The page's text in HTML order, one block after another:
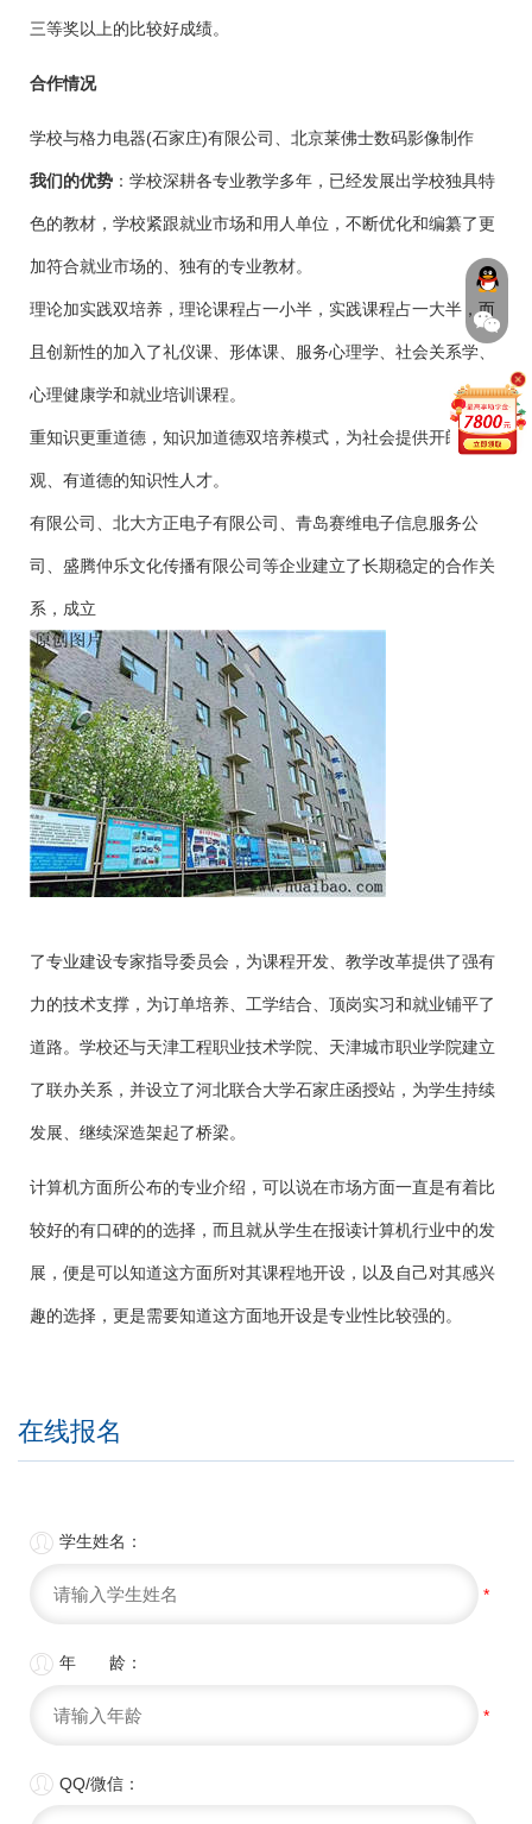
三等奖以上的比较好成绩。
合作情况
学校与格力电器(石家庄)有限公司、北京莱佛士数码影像制作
我们的优势 ：学校深耕各专业教学多年，已经发展出学校独具特
色的教材，学校紧跟就业市场和用人单位，不断优化和编纂了更
加符合就业市场的、独有的专业教材。
理论加实践双培养，理论课程占一小半，实践课程占一大半，而
且创新性的加入了礼仪课、形体课、服务心理学、社会关系学、
心理健康学和就业培训课程。
重知识更重道德，知识加道德双培养模式，为社会提供开朗、乐
观、有道德的知识性人才。
有限公司、北大方正电子有限公司、青岛赛维电子信息服务公
司、盛腾仲乐文化传播有限公司等企业建立了长期稳定的合作关
系，成立
了专业建设专家指导委员会，为课程开发、教学改革提供了强有
力的技术支撑，为订单培养、工学结合、顶岗实习和就业铺平了
道路。学校还与天津工程职业技术学院、天津城市职业学院建立
了联办关系，并设立了河北联合大学石家庄函授站，为学生持续
发展、继续深造架起了桥梁。
计算机方面所公布的专业介绍，可以说在市场方面一直是有着比
较好的有口碑的的选择，而且就从学生在报读计算机行业中的发
展，便是可以知道这方面所对其课程地开设，以及自己对其感兴
趣的选择，更是需要知道这方面地开设是专业性比较强的。
在线报名
 学生姓名：
*
 年 龄：
*
 QQ/微信：